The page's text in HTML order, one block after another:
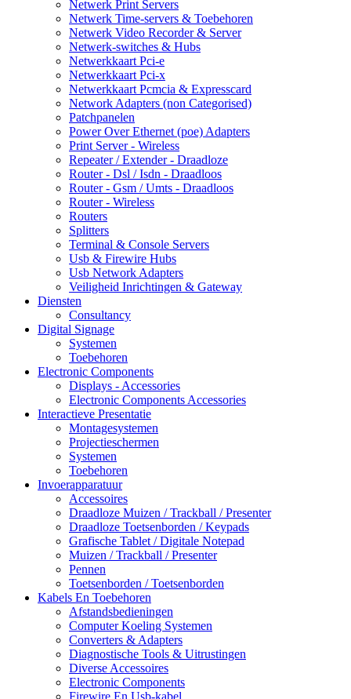
Netwerk Print Servers
Netwerk Time-servers & Toebehoren
Netwerk Video Recorder & Server
Netwerk-switches & Hubs
Netwerkkaart Pci-e
Netwerkkaart Pci-x
Netwerkkaart Pcmcia & Expresscard
Network Adapters (non Categorised)
Patchpanelen
Power Over Ethernet (poe) Adapters
Print Server - Wireless
Repeater / Extender - Draadloze
Router - Dsl / Isdn - Draadloos
Router - Gsm / Umts - Draadloos
Router - Wireless
Routers
Splitters
Terminal & Console Servers
Usb & Firewire Hubs
Usb Network Adapters
Veiligheid Inrichtingen & Gateway
Diensten
Consultancy
Digital Signage
Systemen
Toebehoren
Electronic Components
Displays - Accessories
Electronic Components Accessories
Interactieve Presentatie
Montagesystemen
Projectieschermen
Systemen
Toebehoren
Invoerapparatuur
Accessoires
Draadloze Muizen / Trackball / Presenter
Draadloze Toetsenborden / Keypads
Grafische Tablet / Digitale Notepad
Muizen / Trackball / Presenter
Pennen
Toetsenborden / Toetsenborden
Kabels En Toebehoren
Afstandsbedieningen
Computer Koeling Systemen
Converters & Adapters
Diagnostische Tools & Uitrustingen
Diverse Accessoires
Electronic Components